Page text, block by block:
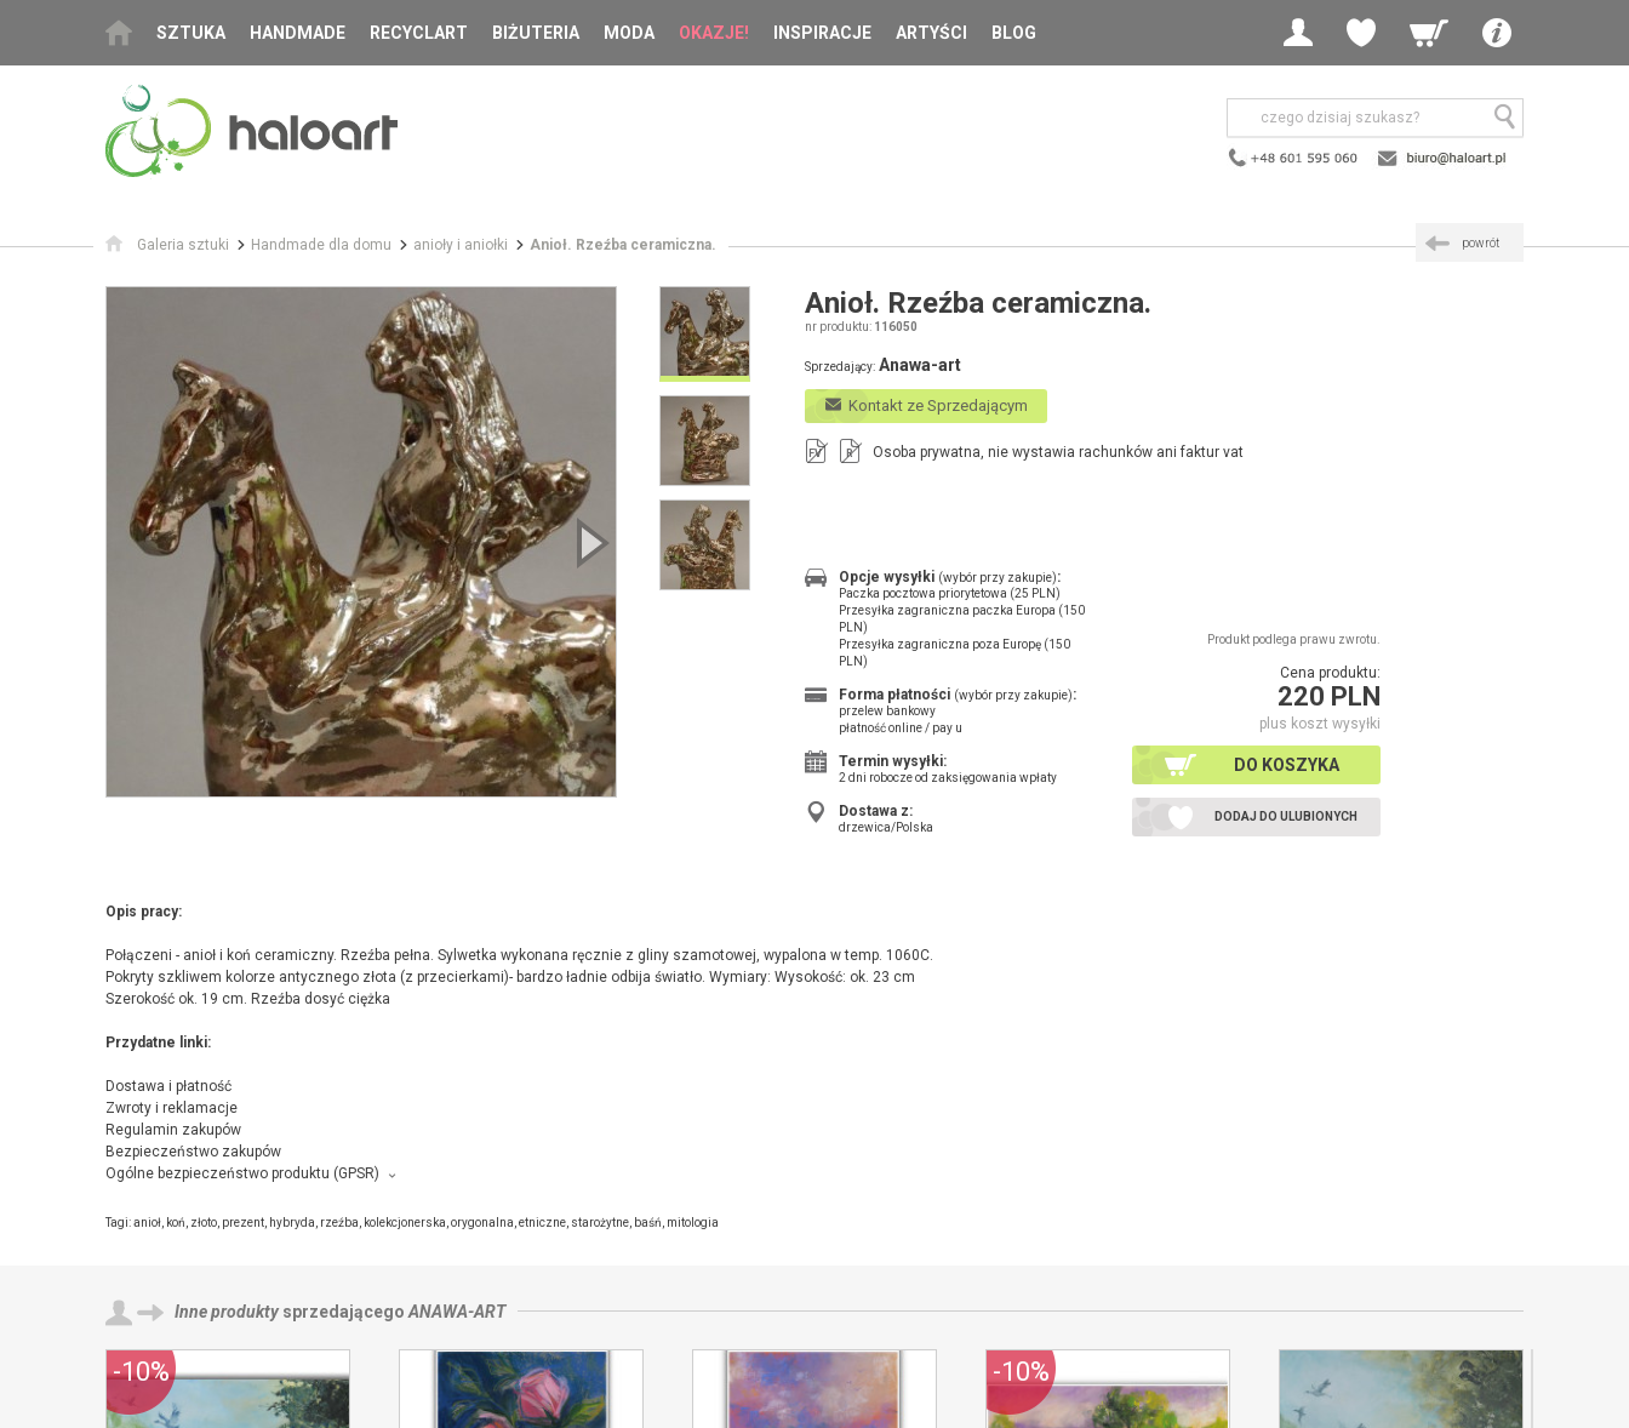
SZTUKA HANDMADE RECYCLART BIŻUTERIA MODA OKAZJE! INSPIRACJE ARTYŚCI BLOG
Galeria sztuki Handmade dla domu anioły i aniołki Anioł. Rzeźba ceramiczna. powrót
Anioł. Rzeźba ceramiczna.
nr produktu: 116050
Sprzedający: Anawa-art
Kontakt ze Sprzedającym
FV R Osoba prywatna, nie wystawia rachunków ani faktur vat
Produkt podlega prawu zwrotu.
Cena produktu:
220 PLN
plus koszt wysyłki
DO KOSZYKA
DODAJ DO ULUBIONYCH
Opcje wysyłki (wybór przy zakupie):
Paczka pocztowa priorytetowa (25 PLN)
Przesyłka zagraniczna paczka Europa (150
PLN)
Przesyłka zagraniczna poza Europę (150
PLN)
Forma płatności (wybór przy zakupie):
przelew bankowy
płatność online / pay u
Termin wysyłki:
2 dni robocze od zaksięgowania wpłaty
Dostawa z:
drzewica/Polska
Opis pracy:
Połączeni - anioł i koń ceramiczny. Rzeźba pełna. Sylwetka wykonana ręcznie z gliny szamotowej, wypalona w temp. 1060C.
Pokryty szkliwem kolorze antycznego złota (z przecierkami)- bardzo ładnie odbija światło. Wymiary: Wysokość: ok. 23 cm
Szerokość ok. 19 cm. Rzeźba dosyć ciężka
Przydatne linki:
Dostawa i płatność
Zwroty i reklamacje
Regulamin zakupów
Bezpieczeństwo zakupów
Ogólne bezpieczeństwo produktu (GPSR)
Anawa-art, ul. mieszka I 6/20, 26-340 drzewica,
kontakt ze sprzedającym
Tagi:anioł koń złoto prezent hybryda rzeźba kolekcjonerska orygonalna etniczne starożytne baśń mitologia
Inne produktysprzedającego ANAWA-ART
-10% -10%